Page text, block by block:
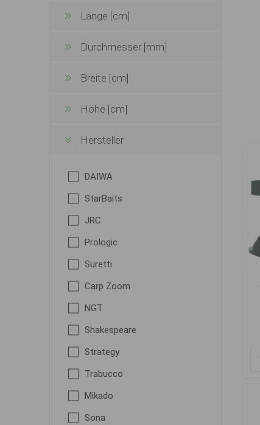
Länge [cm]
Durchmesser [mm]
Breite [cm]
Höhe [cm]
Hersteller
DAIWA
StarBaits
JRC
Prologic
Suretti
Carp Zoom
NGT
Shakespeare
Strategy
Trabucco
Mikado
Sona